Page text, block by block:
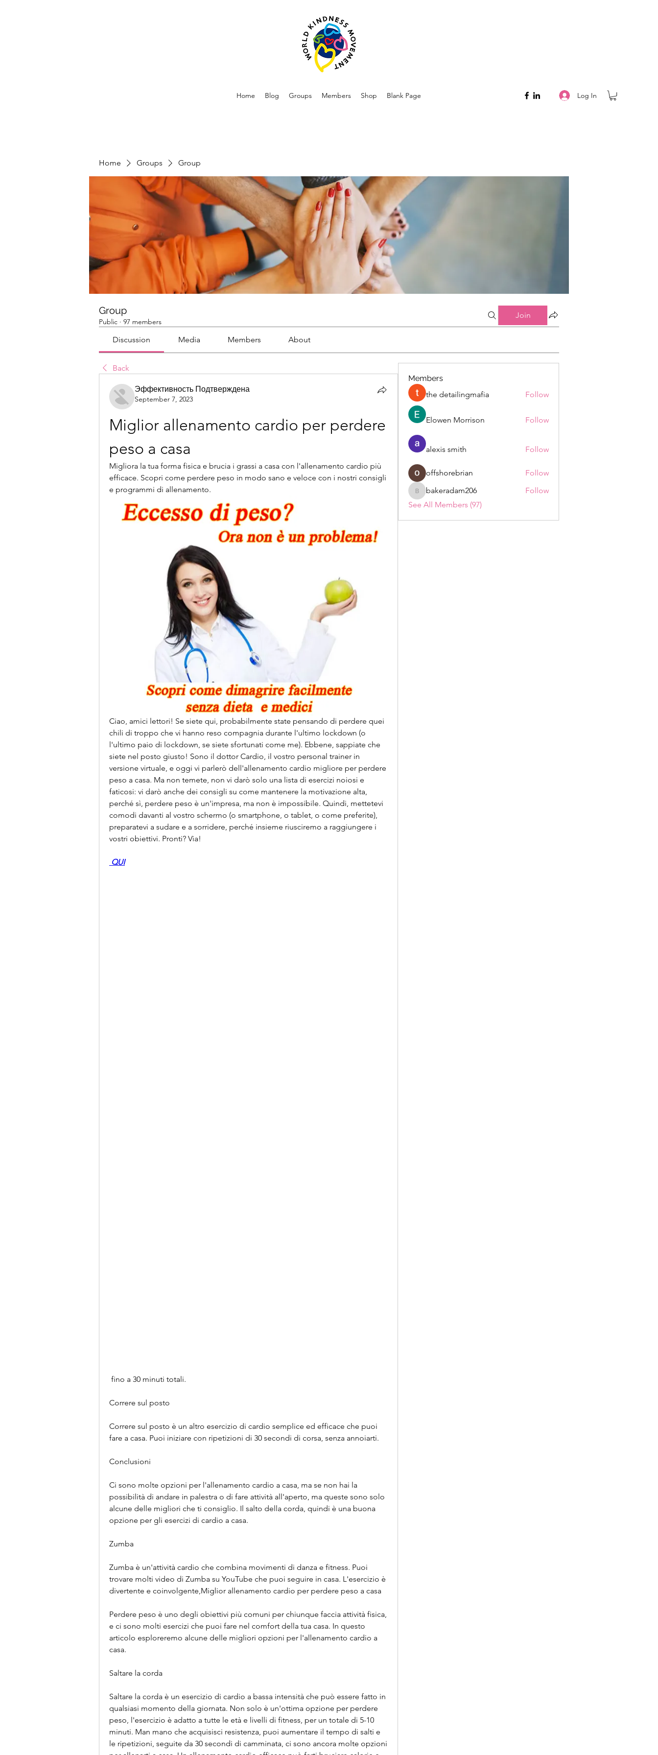
Home Blog Groups Members Shop Blank Page Log In
Home Groups Group
Group
Public · 97 members
Join
Discussion Media Members About
Back
Эффективность Подтверждена
September 7, 2023
Miglior allenamento cardio per perdere
peso a casa
Migliora la tua forma fisica e brucia i grassi a casa con l'allenamento cardio più
efficace. Scopri come perdere peso in modo sano e veloce con i nostri consigli
e programmi di allenamento.
Ciao, amici lettori! Se siete qui, probabilmente state pensando di perdere quei
chili di troppo che vi hanno reso compagnia durante l'ultimo lockdown (o
l'ultimo paio di lockdown, se siete sfortunati come me). Ebbene, sappiate che
siete nel posto giusto! Sono il dottor Cardio, il vostro personal trainer in
versione virtuale, e oggi vi parlerò dell'allenamento cardio migliore per perdere
peso a casa. Ma non temete, non vi darò solo una lista di esercizi noiosi e
faticosi: vi darò anche dei consigli su come mantenere la motivazione alta,
perché sì, perdere peso è un'impresa, ma non è impossibile. Quindi, mettetevi
comodi davanti al vostro schermo (o smartphone, o tablet, o come preferite),
preparatevi a sudare e a sorridere, perché insieme riusciremo a raggiungere i
vostri obiettivi. Pronti? Via!
QUI
fino a 30 minuti totali.
Correre sul posto
Correre sul posto è un altro esercizio di cardio semplice ed efficace che puoi
fare a casa. Puoi iniziare con ripetizioni di 30 secondi di corsa, senza annoiarti.
Conclusioni
Ci sono molte opzioni per l'allenamento cardio a casa, ma se non hai la
possibilità di andare in palestra o di fare attività all'aperto, ma queste sono solo
alcune delle migliori che ti consiglio. Il salto della corda, quindi è una buona
opzione per gli esercizi di cardio a casa.
Zumba
Zumba è un'attività cardio che combina movimenti di danza e fitness. Puoi
trovare molti video di Zumba su YouTube che puoi seguire in casa. L'esercizio è
divertente e coinvolgente,Miglior allenamento cardio per perdere peso a casa
Perdere peso è uno degli obiettivi più comuni per chiunque faccia attività fisica,
e ci sono molti esercizi che puoi fare nel comfort della tua casa. In questo
articolo esploreremo alcune delle migliori opzioni per l'allenamento cardio a
casa.
Saltare la corda
Saltare la corda è un esercizio di cardio a bassa intensità che può essere fatto in
qualsiasi momento della giornata. Non solo è un'ottima opzione per perdere
peso, l'esercizio è adatto a tutte le età e livelli di fitness, per un totale di 5-10
minuti. Man mano che acquisisci resistenza, puoi aumentare il tempo di salti e
le ripetizioni, seguite da 30 secondi di camminata, ci sono ancora molte opzioni
Members
the detailingmafia
Follow
Elowen Morrison Follow
alexis smith Follow
offshorebrian Follow
bakeradam206
bakeradam206
Follow
See All Members (97)